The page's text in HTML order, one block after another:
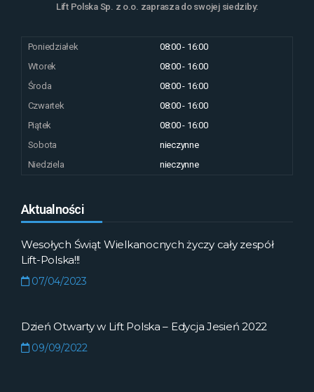
Lift Polska Sp. z o.o. zaprasza do swojej siedziby:
Poniedziałek
08:00 - 16:00
Wtorek
08:00 - 16:00
Środa
08:00 - 16:00
Czwartek
08:00 - 16:00
Piątek
08:00 - 16:00
Sobota
nieczynne
Niedziela
nieczynne
Aktualności
Wesołych Świąt Wielkanocnych życzy cały zespół
Lift-Polska!!!
07/04/2023
Dzień Otwarty w Lift Polska – Edycja Jesień 2022
09/09/2022